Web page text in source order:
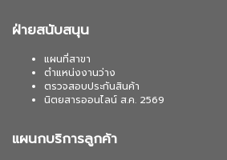
ฝ่ายสนับสนุน
แผนที่สาขา
ตำแหน่งงานว่าง
ตรวจสอบประกันสินค้า
นิตยสารออนไลน์ ส.ค. 2569
แผนกบริการลูกค้า